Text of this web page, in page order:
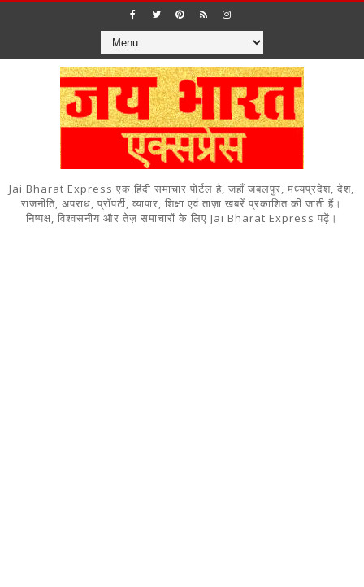
Jai Bharat Express एक हिंदी समाचार पोर्टल है, जहाँ जबलपुर, मध्यप्रदेश, देश,
राजनीति, अपराध, प्रॉपर्टी, व्यापार, शिक्षा एवं ताज़ा खबरें प्रकाशित की जाती हैं।
निष्पक्ष, विश्वसनीय और तेज़ समाचारों के लिए Jai Bharat Express पढ़ें।